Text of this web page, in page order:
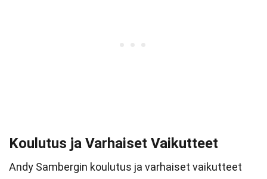
Koulutus ja Varhaiset Vaikutteet
Andy Sambergin koulutus ja varhaiset vaikutteet